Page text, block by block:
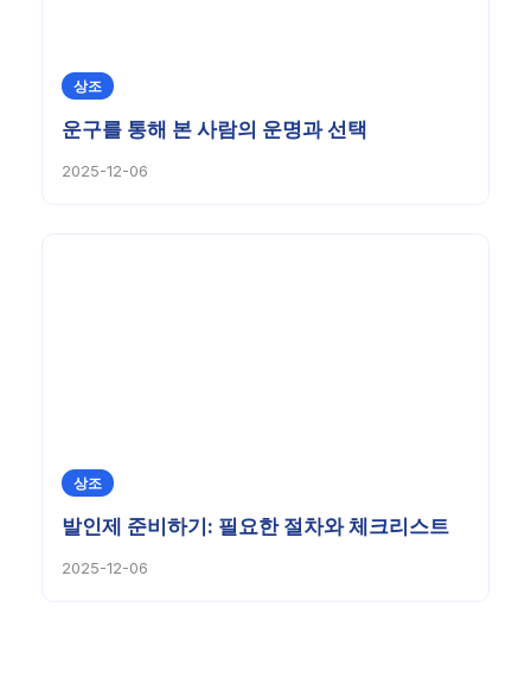
상조
운구를 통해 본 사람의 운명과 선택
2025-12-06
상조
발인제 준비하기: 필요한 절차와 체크리스트
2025-12-06